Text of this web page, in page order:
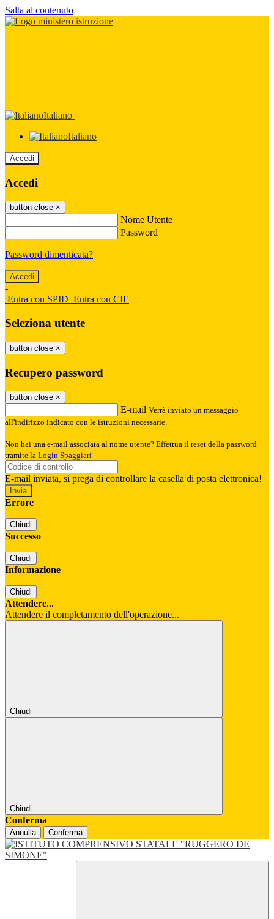
Salta al contenuto
Italiano
Italiano
Accedi
Accedi
button close ×
Nome Utente
Password
Password dimenticata?
-
Entra con SPID Entra con CIE
Seleziona utente
button close ×
Recupero password
button close ×
E-mail Verrà inviato un messaggio
all'indirizzo indicato con le istruzioni necessarie.
Non hai una e-mail associata al nome utente? Effettua il reset della password
tramite la Login Spaggiari
E-mail inviata, si prega di controllare la casella di posta elettronica!
Errore
Chiudi
Successo
Chiudi
Informazione
Chiudi
Attendere...
Attendere il completamento dell'operazione...
Chiudi
Chiudi
Conferma
Annulla Conferma